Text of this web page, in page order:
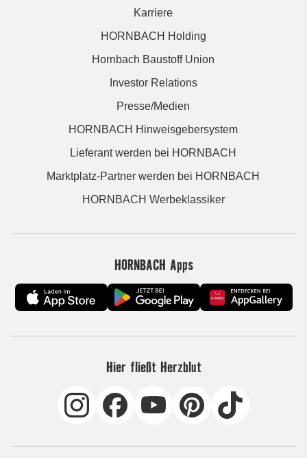
Karriere
HORNBACH Holding
Hornbach Baustoff Union
Investor Relations
Presse/Medien
HORNBACH Hinweisgebersystem
Lieferant werden bei HORNBACH
Marktplatz-Partner werden bei HORNBACH
HORNBACH Werbeklassiker
HORNBACH Apps
Hier fließt Herzblut